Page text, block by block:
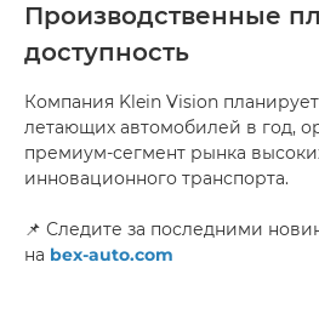
Производственные
доступность
Компания Klein Vision
летающих автомобилей в год,
премиум-сегмент рынка
инновационного транспорта.
📌 Следите за последними
на bex-auto.com